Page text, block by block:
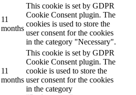
11
months
This cookie is set by GDPR
Cookie Consent plugin. The
cookies is used to store the
user consent for the cookies
in the category "Necessary".
11
months
This cookie is set by GDPR
Cookie Consent plugin. The
cookie is used to store the
user consent for the cookies
in the category